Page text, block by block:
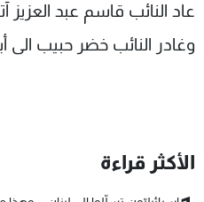
عاد النائب قاسم عبد العزيز
وغادر النائب خضر حبيب الى
الأكثر قراءة
الإنـتـاج